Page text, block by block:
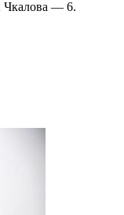
Чкалова — 6.